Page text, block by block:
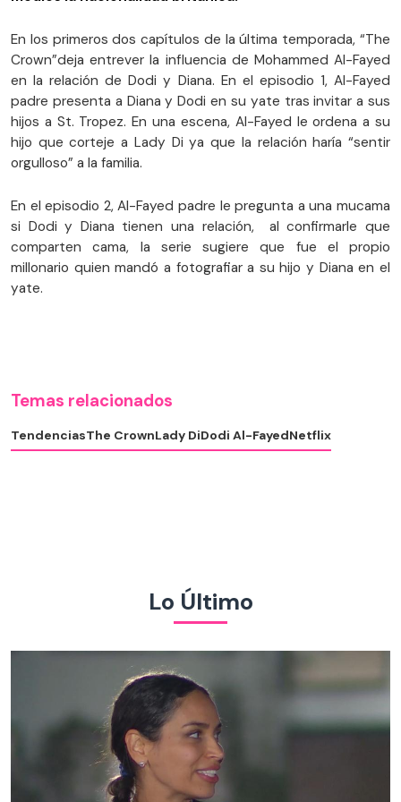
En los primeros dos capítulos de la última temporada, “The
Crown”deja entrever la influencia de Mohammed Al-Fayed
en la relación de Dodi y Diana. En el episodio 1, Al-Fayed
padre presenta a Diana y Dodi en su yate tras invitar a sus
hijos a St. Tropez. En una escena, Al-Fayed le ordena a su
hijo que corteje a Lady Di ya que la relación haría “sentir
orgulloso” a la familia.
En el episodio 2, Al-Fayed padre le pregunta a una mucama
si Dodi y Diana tienen una relación, al confirmarle que
comparten cama, la serie sugiere que fue el propio
millonario quien mandó a fotografiar a su hijo y Diana en el
yate.
Temas relacionados
TendenciasThe CrownLady DiDodi Al-FayedNetflix
Lo Último